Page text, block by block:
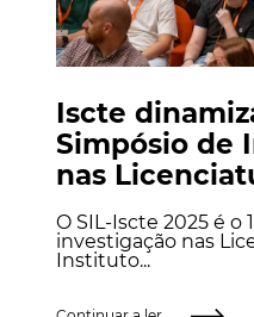
Iscte
Simpósio de
nas
O SIL-Iscte 2025 é o
investigação nas
Instituto...